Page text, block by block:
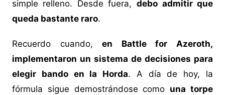
simple relleno. Desde fuera,debo admitir que
queda bastante raro.
Recuerdo cuando,en Battle for Azeroth,
implementaron un sistema de decisiones para
elegir bando en la Horda. A día de hoy, la
fórmula sigue demostrándose como una torpe